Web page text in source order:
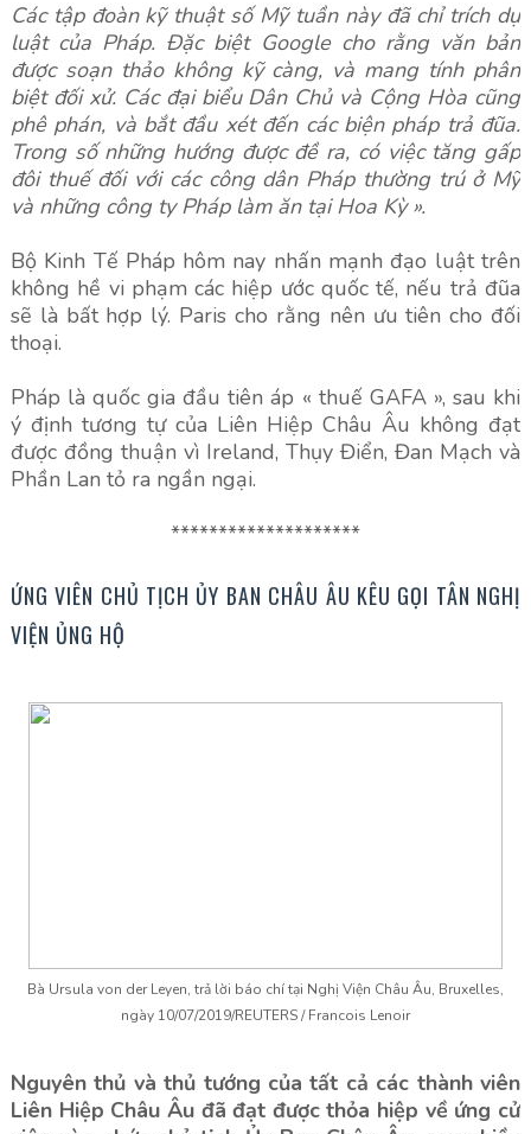
Các tập đoàn kỹ thuật số Mỹ tuần này đã chỉ trích dự
luật của Pháp. Đặc biệt Google cho rằng văn bản
được soạn thảo không kỹ càng, và mang tính phân
biệt đối xử. Các đại biểu Dân Chủ và Cộng Hòa cũng
phê phán, và bắt đầu xét đến các biện pháp trả đũa.
Trong số những hướng được đề ra, có việc tăng gấp
đôi thuế đối với các công dân Pháp thường trú ở Mỹ
và những công ty Pháp làm ăn tại Hoa Kỳ ».
Bộ Kinh Tế Pháp hôm nay nhấn mạnh đạo luật trên
không hề vi phạm các hiệp ước quốc tế, nếu trả đũa
sẽ là bất hợp lý. Paris cho rằng nên ưu tiên cho đối
thoại.
Pháp là quốc gia đầu tiên áp « thuế GAFA », sau khi
ý định tương tự của Liên Hiệp Châu Âu không đạt
được đồng thuận vì Ireland, Thụy Điển, Đan Mạch và
Phần Lan tỏ ra ngần ngại.
********************
ỨNG VIÊN CHỦ TỊCH ỦY BAN CHÂU ÂU KÊU GỌI TÂN NGHỊ
VIỆN ỦNG HỘ
Bà Ursula von der Leyen, trả lời báo chí tại Nghị Viện Châu Âu, Bruxelles,
ngày 10/07/2019/REUTERS / Francois Lenoir
Nguyên thủ và thủ tướng của tất cả các thành viên
Liên Hiệp Châu Âu đã đạt được thỏa hiệp về ứng cử